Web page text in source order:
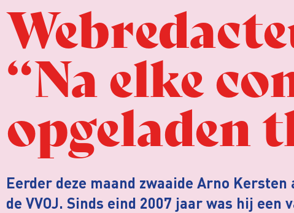
“Na elke
opgeladen
Eerder deze maand zwaaide Arno
de VVOJ. Sinds eind 2007 jaar was hij een